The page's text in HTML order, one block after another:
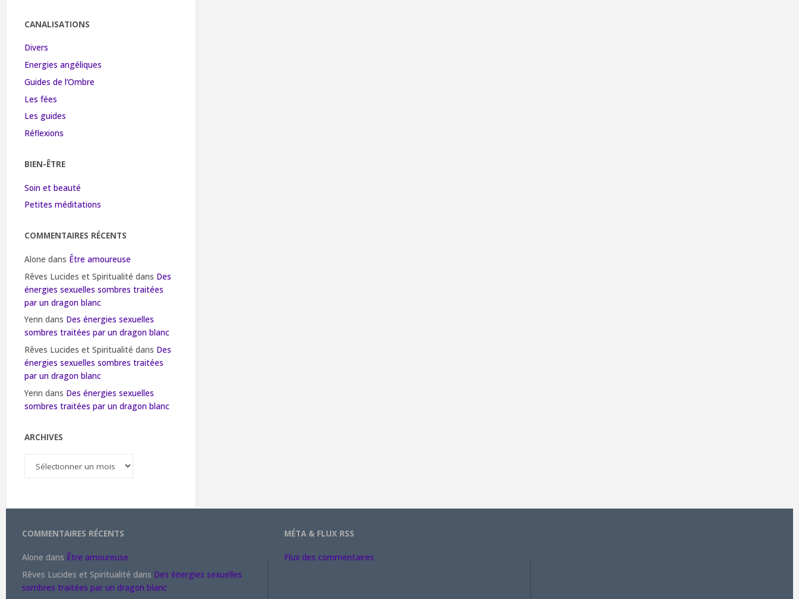
CANALISATIONS
Divers
Energies angéliques
Guides de l’Ombre
Les fées
Les guides
Réflexions
BIEN-ÊTRE
Soin et beauté
Petites méditations
COMMENTAIRES RÉCENTS
Alone dans Être amoureuse
Rêves Lucides et Spiritualité dans Des
énergies sexuelles sombres traitées
par un dragon blanc
Yenn dans Des énergies sexuelles
sombres traitées par un dragon blanc
Rêves Lucides et Spiritualité dans Des
énergies sexuelles sombres traitées
par un dragon blanc
Yenn dans Des énergies sexuelles
sombres traitées par un dragon blanc
ARCHIVES
COMMENTAIRES RÉCENTS
Alone dans Être amoureuse
Rêves Lucides et Spiritualité dans Des énergies sexuelles
sombres traitées par un dragon blanc
MÉTA & FLUX RSS
Flux des commentaires